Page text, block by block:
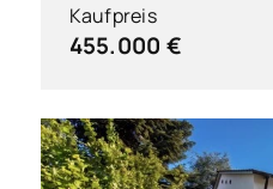
Kaufpreis
455.000 €